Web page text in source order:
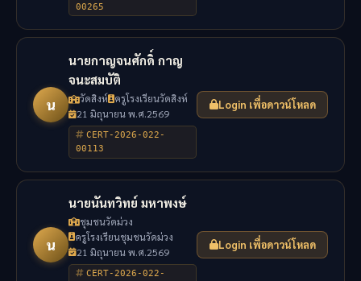
00265
น
นายกาญจนศักดิ์ กาญ
จนะสมบัติ
วัดสิงห์
ครูโรงเรียนวัดสิงห์
21 มิถุนายน พ.ศ.2569
CERT-2026-022-
00113
Login เพื่อดาวน์โหลด
น
นายนันทวิทย์ มหาพงษ์
ชุมชนวัดม่วง
ครูโรงเรียนชุมชนวัดม่วง
21 มิถุนายน พ.ศ.2569
CERT-2026-022-
Login เพื่อดาวน์โหลด